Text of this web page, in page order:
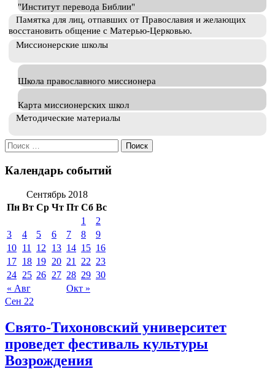
"Институт перевода Библии"
Памятка для лиц, отпавших от Православия и желающих
восстановить общение с Матерью-Церковью.
Миссионерские школы
Школа православного миссионера
Карта миссионерских школ
Методические материалы
Искать:
Календарь событий
Сентябрь 2018
Пн Вт Ср Чт Пт Сб Вс
« Авг Окт »
1
2
3
4 5 6 7 8
9
10 11 12 13 14 15 16
17 18 19 20 21 22 23
24 25 26 27 28 29 30
Сен 22
Свято-Тихоновский университет
проведет фестиваль культуры
Возрождения